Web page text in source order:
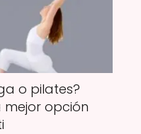
o pilates?
mejor opción